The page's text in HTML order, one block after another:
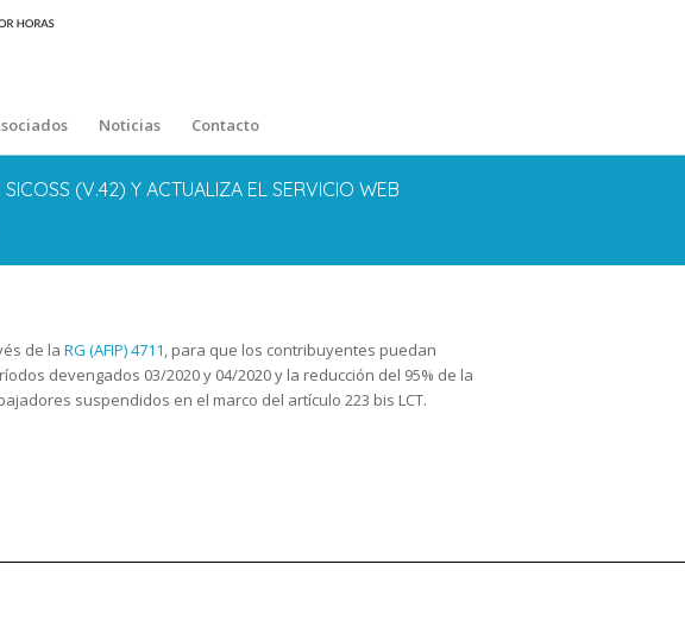
Noticias Contacto
(V.42) Y ACTUALIZA EL SERVICIO WEB
de la RG (AFIP) 4711, para que los contribuyentes puedan
devengados 03/2020 y 04/2020 y la reducción del 95% de la
suspendidos en el marco del artículo 223 bis LCT.